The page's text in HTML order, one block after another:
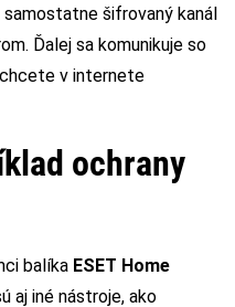
šifrovaný kanál
Ďalej sa komunikuje so
v internete
ochrany
balíka ESET Home
aj iné nástroje, ako